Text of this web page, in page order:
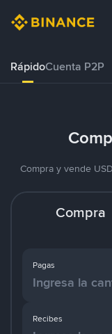
RápidoCuenta P2P
Compra y vende
Compra
Pagas
Recibes